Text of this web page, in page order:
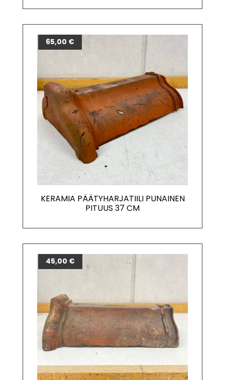
KERAMIA PÄÄTYHARJATIILI PUNAINEN
PITUUS 37 CM
65,00 €
45,00 €